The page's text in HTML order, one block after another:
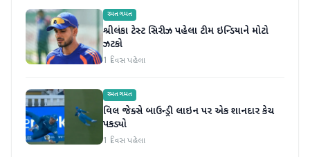
રમતગમત
શ્રીલંકા ટેસ્ટ સિરીઝ પહેલા ટીમ ઇન્ડિયાને મોટો
ઝટકો
1 દિવસ પહેલા
રમતગમત
વિલ જેક્સે બાઉન્ડ્રી લાઇન પર એક શાનદાર કેચ
પકડ્યો
1 દિવસ પહેલા